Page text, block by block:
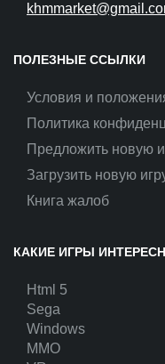
ПОЛЕЗНЫЕ ССЫЛКИ
Условия и
Политика
Предложить новую
Загрузить новую
Книга жалоб
КАКИЕ ИГРЫ
Html 5
Sega
Windows
MMO